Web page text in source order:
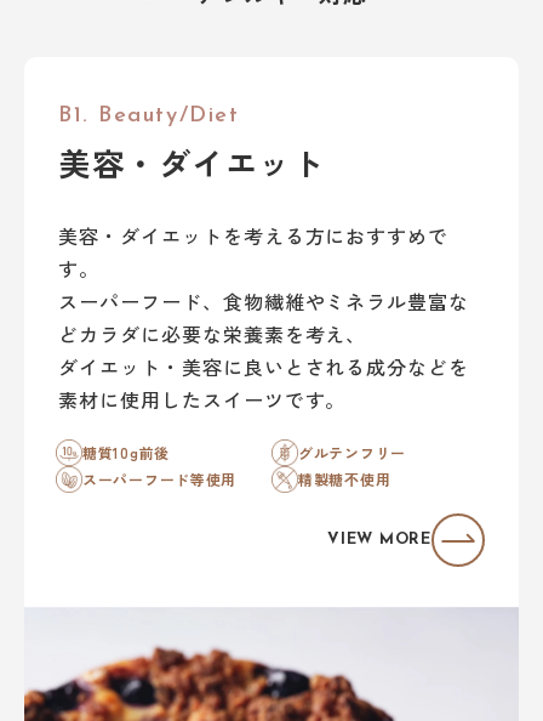
B1. Beauty/Diet
美容・ダイエット
美容・ダイエットを考える方におすすめで
す。
スーパーフード、食物繊維やミネラル豊富な
どカラダに必要な栄養素を考え、
ダイエット・美容に良いとされる成分などを
素材に使用したスイーツです。
糖質10g前後
グルテンフリー
スーパーフード等使用
精製糖不使用
VIEW MORE